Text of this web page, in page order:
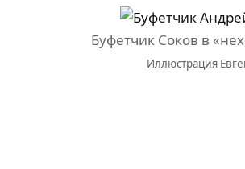
Буфетчик Соков в
Иллюстрация